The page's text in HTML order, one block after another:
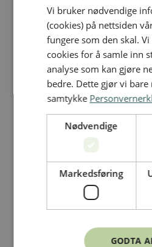
Meny
Vi bruker nødvendige
(cookies) på nettsiden
fungere som den skal.
cookies for å samle inn
analyse som kan gjøre
bedre. Dette gjør vi
samtykke
Nødvendige
Markedsføring
GODTA